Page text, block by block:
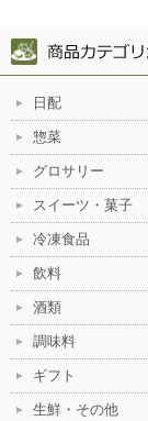
日配
惣菜
グロサリー
スイーツ・菓子
冷凍食品
飲料
酒類
調味料
ギフト
生鮮・その他